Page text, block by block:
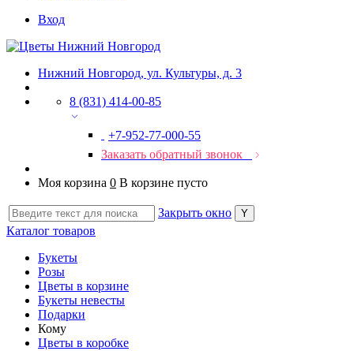
Вход
Нижний Новгород, ул. Культуры, д. 3
8 (831) 414-00-85
+7-952-77-000-55
Заказать обратный звонок
Моя корзина 0 В корзине пусто
Закрыть окно
Каталог товаров
Букеты
Розы
Цветы в корзине
Букеты невесты
Подарки
Кому
Цветы в коробке